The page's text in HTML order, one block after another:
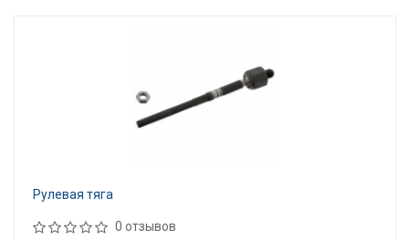
Рулевая тяга
0 отзывов